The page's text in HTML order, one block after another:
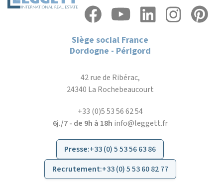
Siège social France
Dordogne - Périgord
42 rue de Ribérac,
24340 La Rochebeaucourt
+33 (0)5 53 56 62 54
6j./7 - de 9h à 18h info@leggett.fr
Presse:+33 (0) 5 53 56 63 86
Recrutement:+33 (0) 5 53 60 82 77